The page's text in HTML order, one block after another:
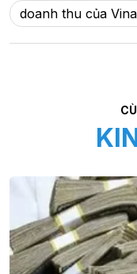
doanh thu của